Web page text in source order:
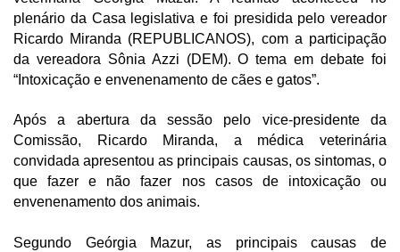
plenário da Casa legislativa e foi presidida pelo vereador
Ricardo Miranda (REPUBLICANOS), com a participação
da vereadora Sônia Azzi (DEM). O tema em debate foi
“Intoxicação e envenenamento de cães e gatos”.
Após a abertura da sessão pelo vice-presidente da
Comissão, Ricardo Miranda, a médica veterinária
convidada apresentou as principais causas, os sintomas, o
que fazer e não fazer nos casos de intoxicação ou
envenenamento dos animais.
Segundo Geórgia Mazur, as principais causas de